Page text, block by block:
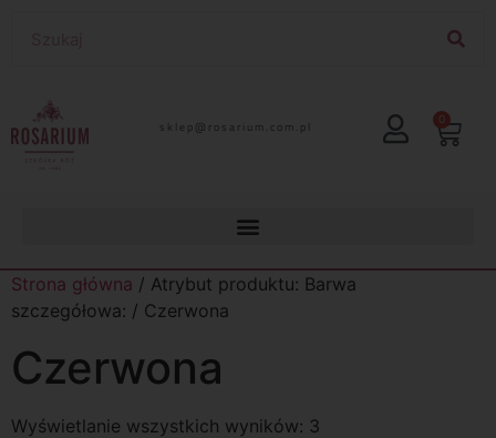
lp.moc.muirasor@pelks 0
Strona główna / Atrybut produktu: Barwa
szczegółowa: / Czerwona
Czerwona
Wyświetlanie wszystkich wyników: 3